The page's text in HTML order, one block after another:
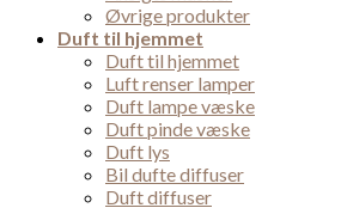
Øvrige produkter
Duft til hjemmet
Duft til hjemmet
Luft renser lamper
Duft lampe væske
Duft pinde væske
Duft lys
Bil dufte diffuser
Duft diffuser